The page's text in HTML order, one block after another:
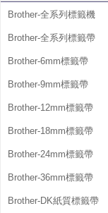
Brother-全系列標籤機
Brother-全系列標籤帶
Brother-6mm標籤帶
Brother-9mm標籤帶
Brother-12mm標籤帶
Brother-18mm標籤帶
Brother-24mm標籤帶
Brother-36mm標籤帶
Brother-DK紙質標籤帶